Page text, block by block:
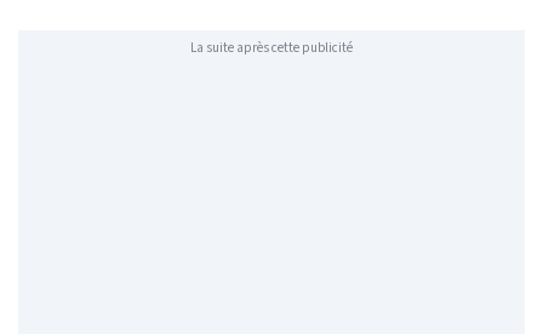
La suite après cette publicité